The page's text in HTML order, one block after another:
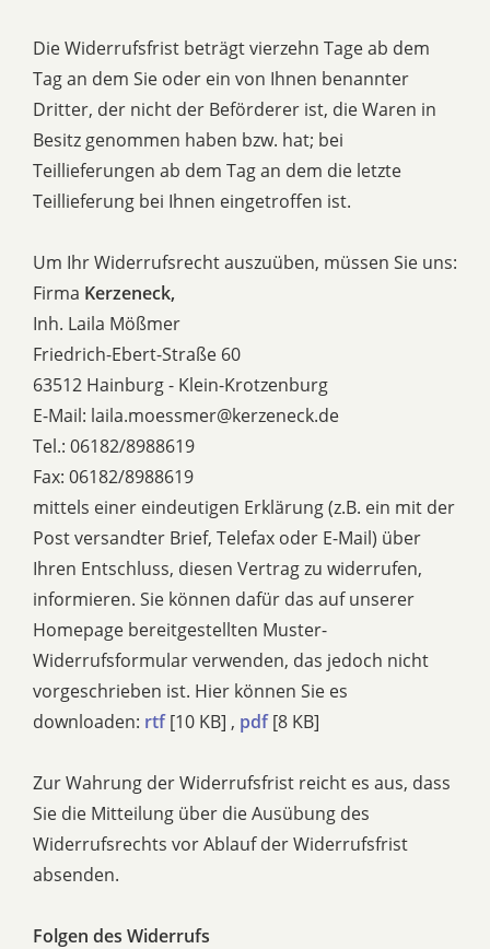
Die Widerrufsfrist beträgt vierzehn Tage ab dem
Tag an dem Sie oder ein von Ihnen benannter
Dritter, der nicht der Beförderer ist, die Waren in
Besitz genommen haben bzw. hat; bei
Teillieferungen ab dem Tag an dem die letzte
Teillieferung bei Ihnen eingetroffen ist.
Um Ihr Widerrufsrecht auszuüben, müssen Sie uns:
Firma Kerzeneck,
Inh. Laila Mößmer
Friedrich-Ebert-Straße 60
63512 Hainburg - Klein-Krotzenburg
E-Mail: laila.moessmer@kerzeneck.de
Tel.: 06182/8988619
Fax: 06182/8988619
mittels einer eindeutigen Erklärung (z.B. ein mit der
Post versandter Brief, Telefax oder E-Mail) über
Ihren Entschluss, diesen Vertrag zu widerrufen,
informieren. Sie können dafür das auf unserer
Homepage bereitgestellten Muster-
Widerrufsformular verwenden, das jedoch nicht
vorgeschrieben ist. Hier können Sie es
downloaden: rtf[10 KB] , pdf[8 KB]
Zur Wahrung der Widerrufsfrist reicht es aus, dass
Sie die Mitteilung über die Ausübung des
Widerrufsrechts vor Ablauf der Widerrufsfrist
absenden.
Folgen des Widerrufs